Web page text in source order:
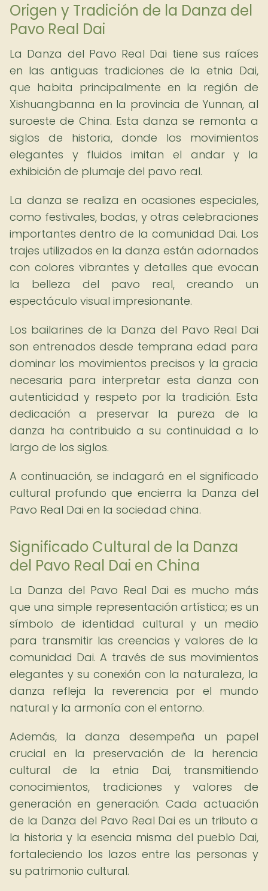
Origen y Tradición de la Danza del
Pavo Real Dai
La Danza del Pavo Real Dai tiene sus raíces
en las antiguas tradiciones de la etnia Dai,
que habita principalmente en la región de
Xishuangbanna en la provincia de Yunnan, al
suroeste de China. Esta danza se remonta a
siglos de historia, donde los movimientos
elegantes y fluidos imitan el andar y la
exhibición de plumaje del pavo real.
La danza se realiza en ocasiones especiales,
como festivales, bodas, y otras celebraciones
importantes dentro de la comunidad Dai. Los
trajes utilizados en la danza están adornados
con colores vibrantes y detalles que evocan
la belleza del pavo real, creando un
espectáculo visual impresionante.
Los bailarines de la Danza del Pavo Real Dai
son entrenados desde temprana edad para
dominar los movimientos precisos y la gracia
necesaria para interpretar esta danza con
autenticidad y respeto por la tradición. Esta
dedicación a preservar la pureza de la
danza ha contribuido a su continuidad a lo
largo de los siglos.
A continuación, se indagará en el significado
cultural profundo que encierra la Danza del
Pavo Real Dai en la sociedad china.
Significado Cultural de la Danza
del Pavo Real Dai en China
La Danza del Pavo Real Dai es mucho más
que una simple representación artística; es un
símbolo de identidad cultural y un medio
para transmitir las creencias y valores de la
comunidad Dai. A través de sus movimientos
elegantes y su conexión con la naturaleza, la
danza refleja la reverencia por el mundo
natural y la armonía con el entorno.
Además, la danza desempeña un papel
crucial en la preservación de la herencia
cultural de la etnia Dai, transmitiendo
conocimientos, tradiciones y valores de
generación en generación. Cada actuación
de la Danza del Pavo Real Dai es un tributo a
la historia y la esencia misma del pueblo Dai,
fortaleciendo los lazos entre las personas y
su patrimonio cultural.